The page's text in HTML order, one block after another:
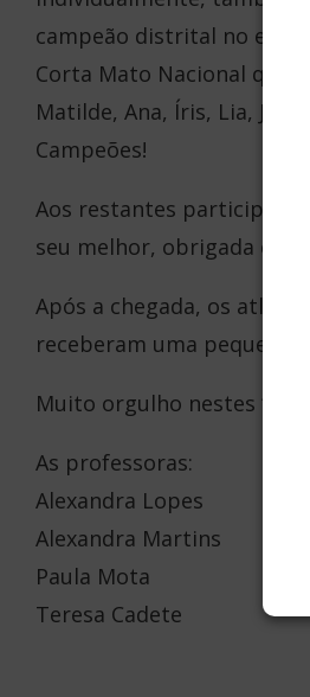
campeão distrital no
Corta Mato Nacional que
Matilde, Ana, Íris, Lia,
Campeões!
Aos restantes
seu melhor, obrigada e
Após a chegada, os
receberam uma pequena
Muito orgulho nestes
​​​​​​​​​As professoras:
​​​​​​​​​Alexandra Lopes
​​​​​​​​​Alexandra Martins
​​​​​​​​​Paula Mota
​​​​​​​​​Teresa Cadete